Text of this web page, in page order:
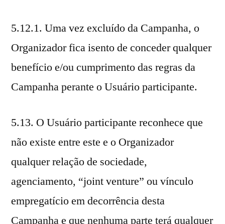
5.12.1. Uma vez excluído da Campanha, o
Organizador fica isento de conceder qualquer
benefício e/ou cumprimento das regras da
Campanha perante o Usuário participante.
5.13. O Usuário participante reconhece que
não existe entre este e o Organizador
qualquer relação de sociedade,
agenciamento, “joint venture” ou vínculo
empregatício em decorrência desta
Campanha e que nenhuma parte terá qualquer